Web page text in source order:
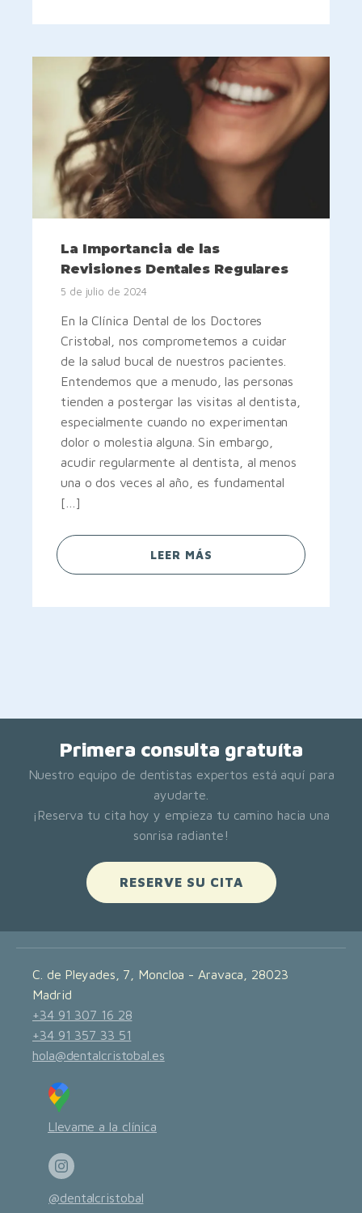
La Importancia de las
Revisiones Dentales Regulares
5 de julio de 2024
En la Clínica Dental de los Doctores
Cristobal, nos comprometemos a cuidar
de la salud bucal de nuestros pacientes.
Entendemos que a menudo, las personas
tienden a postergar las visitas al dentista,
especialmente cuando no experimentan
dolor o molestia alguna. Sin embargo,
acudir regularmente al dentista, al menos
una o dos veces al año, es fundamental
[…]
LEER MÁS
Primera consulta gratuíta
Nuestro equipo de dentistas expertos está aquí para
ayudarte.
¡Reserva tu cita hoy y empieza tu camino hacia una
sonrisa radiante!
RESERVE SU CITA
C. de Pleyades, 7, Moncloa - Aravaca, 28023
Madrid
+34 91 307 16 28
+34 91 357 33 51
hola@dentalcristobal.es
Llevame a la clínica
@dentalcristobal